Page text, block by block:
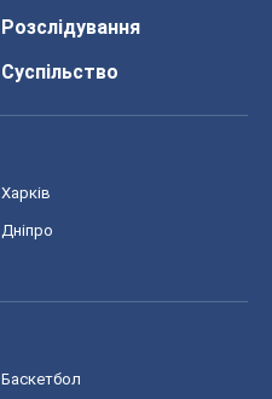
Розслідування
Суспільство
Харків
Дніпро
Баскетбол